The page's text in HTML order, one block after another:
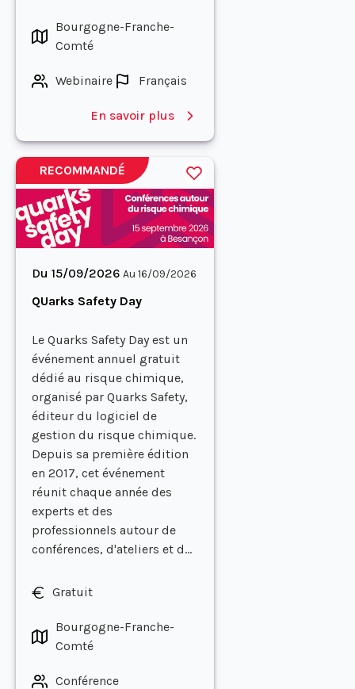
Bourgogne-Franche-
Comté
Webinaire Français
En savoir plus
RECOMMANDÉ
Du 15/09/2026 Au 16/09/2026
QUarks Safety Day
Le Quarks Safety Day est un
événement annuel gratuit
dédié au risque chimique,
organisé par Quarks Safety,
éditeur du logiciel de
gestion du risque chimique.
Depuis sa première édition
en 2017, cet événement
réunit chaque année des
experts et des
professionnels autour de
conférences, d'ateliers et d...
Gratuit
Bourgogne-Franche-
Comté
Conférence